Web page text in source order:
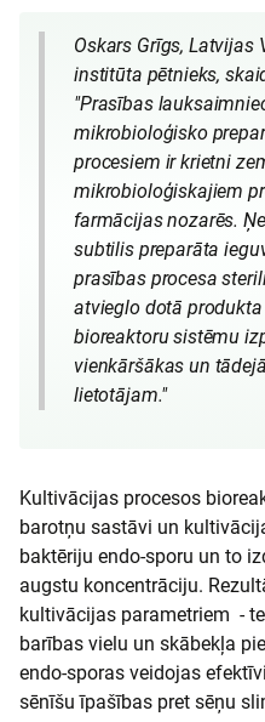
Oskars Grīgs, Latvijas
institūta pētnieks,
"Prasības
mikrobioloģisko
procesiem ir krietni
mikrobioloģiskajiem
farmācijas nozarēs.
subtilispreparāta
prasības procesa
atvieglo dotā
bioreaktoru sistēmu
vienkāršākas un
lietotājam."
Kultivācijas procesos
barotņu sastāvi un
baktēriju endo-sporu un to
augstu koncentrāciju.
kultivācijas parametriem -
barības vielu un skābekļa
endo-sporas veidojas
sēnīšu īpašības pret sēņu